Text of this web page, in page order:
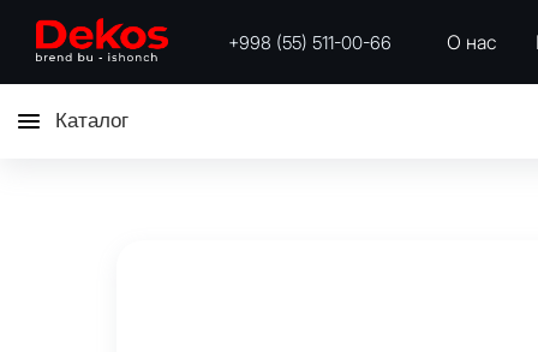
+998 (55) 511-00-66 О нас
Каталог